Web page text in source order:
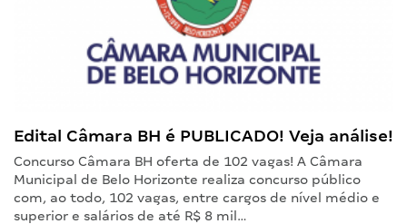
Edital Câmara BH é PUBLICADO! Veja análise!
Concurso Câmara BH oferta de 102 vagas! A Câmara
Municipal de Belo Horizonte realiza concurso público
com, ao todo, 102 vagas, entre cargos de nível médio e
superior e salários de até R$ 8 mil…